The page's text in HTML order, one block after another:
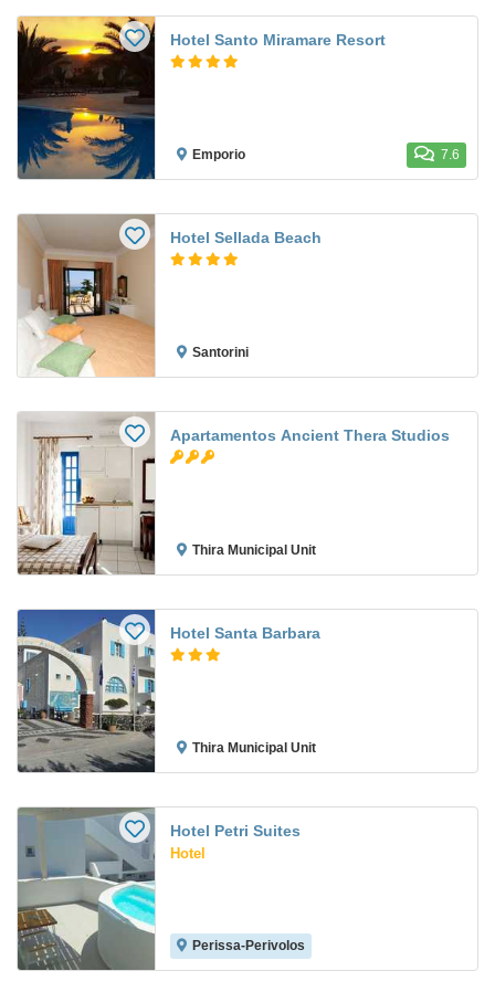
Hotel Santo Miramare Resort
Emporio 7.6
Hotel Sellada Beach
Santorini
Apartamentos Ancient Thera Studios
Thira Municipal Unit
Hotel Santa Barbara
Thira Municipal Unit
Hotel Petri Suites
Hotel
Perissa-Perivolos